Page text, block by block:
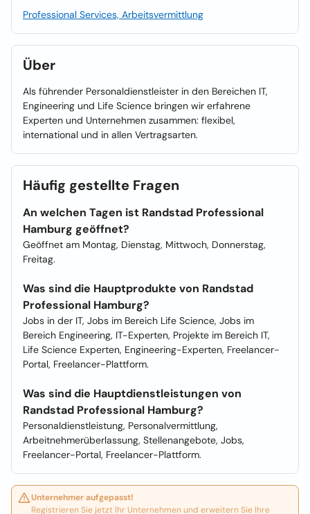
Professional Services, Arbeitsvermittlung
Über
Als führender Personaldienstleister in den Bereichen IT,
Engineering und Life Science bringen wir erfahrene
Experten und Unternehmen zusammen: flexibel,
international und in allen Vertragsarten.
Häufig gestellte Fragen
An welchen Tagen ist Randstad Professional
Hamburg geöffnet?
Geöffnet am Montag, Dienstag, Mittwoch, Donnerstag,
Freitag.
Was sind die Hauptprodukte von Randstad
Professional Hamburg?
Jobs in der IT, Jobs im Bereich Life Science, Jobs im
Bereich Engineering, IT-Experten, Projekte im Bereich IT,
Life Science Experten, Engineering-Experten, Freelancer-
Portal, Freelancer-Plattform.
Was sind die Hauptdienstleistungen von
Randstad Professional Hamburg?
Personaldienstleistung, Personalvermittlung,
Arbeitnehmerüberlassung, Stellenangebote, Jobs,
Freelancer-Portal, Freelancer-Plattform.
Unternehmer aufgepasst!
Registrieren Sie jetzt Ihr Unternehmen und erweitern Sie Ihre